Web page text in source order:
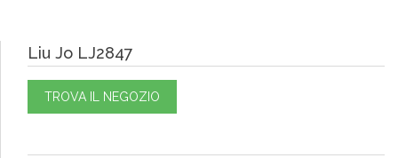
Liu Jo LJ2847
TROVA IL NEGOZIO